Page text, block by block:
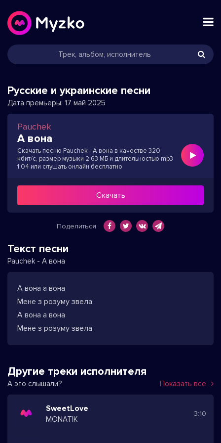
Русские и украинские песни
Дата премьеры: 17 май 2025
Pauchek
А вона
Скачать песню Pauchek - А вона в качестве 320
кбит/с, размер музыки 2.63 МБ и длительностью mp3
1:04 или слушать онлайн бесплатно
Скачать
Поделиться
Текст песни
Pauchek - А вона
А вона а вона
Мене з розуму звела
А вона а вона
Мене з розуму звела
Другие треки исполнителя
А это слышали? Показать все
SweetLove
MONATIK
3:10